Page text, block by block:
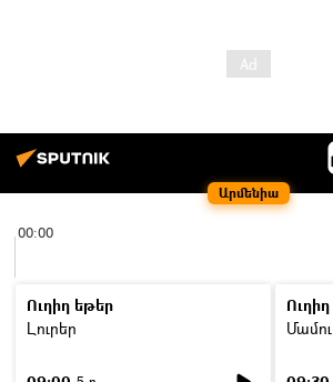
Արմենիա
00:00
Ուղիղ եթեր
Լուրեր